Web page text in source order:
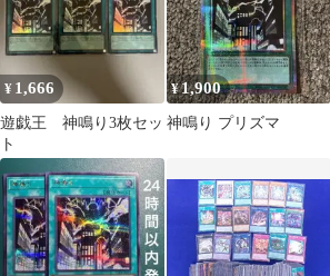
¥ 1,666
遊戯王 神鳴り3枚セッ
ト
¥1,900
神鳴り プリズマ